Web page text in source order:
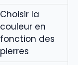
Choisir la
couleur en
fonction des
pierres